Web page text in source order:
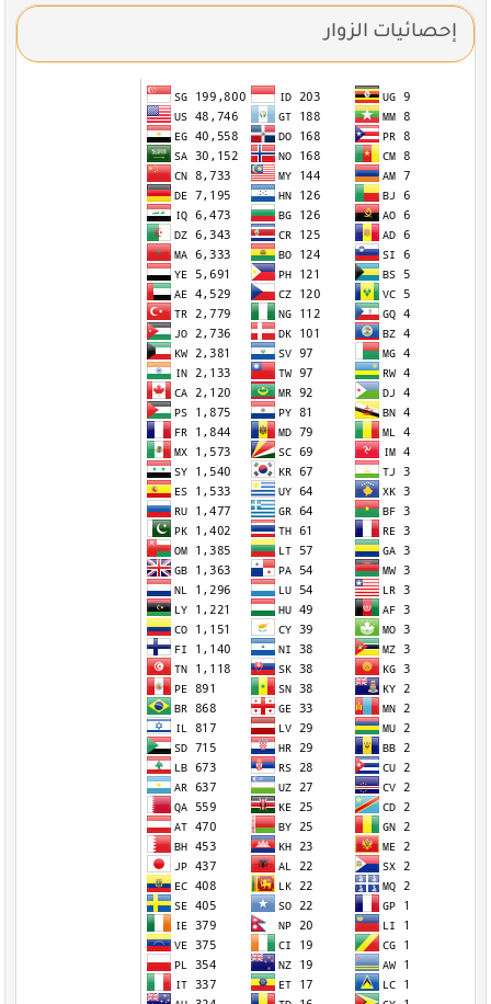
إحصائيات الزوار